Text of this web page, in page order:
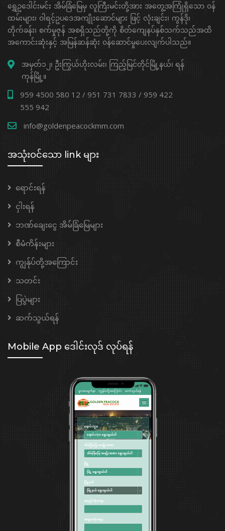
ရွှေဥဒေါင်းမင်း အိမ်ခြံမြေမှ လူကြီးမင်းတို့အား အတွေ့အကြုံရှိသော ၀န်
ထမ်းများ၊ ဝါရင့်ဥပဒေအကျိုးဆောင်များ ဖြင့် လုံးချင်း၊ ကွန်ဒို၊
တိုက်ခန်း၊ စက်မှုဇုန် အစရှိသည်တို့ကို စိတ်ကျေနပ်နှစ်သက်သည်အထိ
အကောင်းဆုံးနှင့် အမြန်ဆန်ဆုံး ၀န်ဆောင်မှုပေးလျက်ပါသည်။
အမှတ်၁၂၊ ဦးကြွယ်ဟိုးလမ်း၊ ကြည့်မြင်တိုင်မြို့နယ်၊ ရန်
ကုန်မြို့။
959 4500 580 12 / 951 731 7833 / 959 422
555 942
info@goldenpeacockmm.com
အသုံးဝင်သော link များ
ရောင်းရန်
ငှါးရန်
ဘဏ်ချေးငွေ အိမ်ခြံမြေများ
စီမံကိန်းများ
ကျွန်ုပ်တို့အကြောင်း
သတင်း
ပြပွဲများ
ဆက်သွယ်ရန်
Mobile App ဒေါင်းလုဒ် လုပ်ရန်